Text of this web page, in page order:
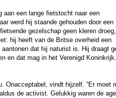
aan een lange fietstocht naar een
werd hij staande gehouden door een
gezelschap geen kleren droeg,
hij heeft van de Britse overheid een
dat hij naturist is. Hij draagt
en dat mag in het Verenigd
Onacceptabel, vindt hijzelf. “Er moet
de activist. Gelukkig waren de